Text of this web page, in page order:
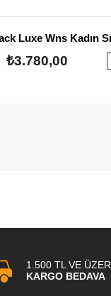
₺3.780,00
1.500 TL VE
KARGO BEDAVA